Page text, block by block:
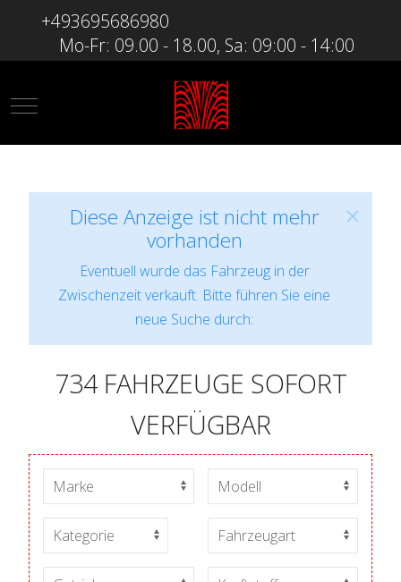
+493695686980
Mo-Fr: 09.00 - 18.00, Sa: 09:00 - 14:00
Mobile Menu Toggle
Diese Anzeige ist nicht mehr
vorhanden
Eventuell wurde das Fahrzeug in der
Zwischenzeit verkauft. Bitte führen Sie eine
neue Suche durch:
734 FAHRZEUGE SOFORT
VERFÜGBAR